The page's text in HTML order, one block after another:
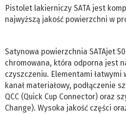
Pistolet lakierniczy SATA jest
najwyższą jakość powierzchni w
Satynowa powierzchnia SATAjet
chromowana, która odporna jest
czyszczeniu. Elementami łatwymi
kanał materiałowy, podłączenie
QCC (Quick Cup Connector) oraz
Change). Wysoka jakość części